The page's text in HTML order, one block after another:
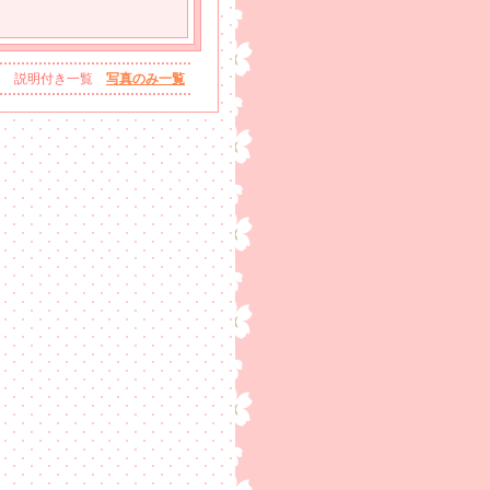
説明付き一覧 写真のみ一覧